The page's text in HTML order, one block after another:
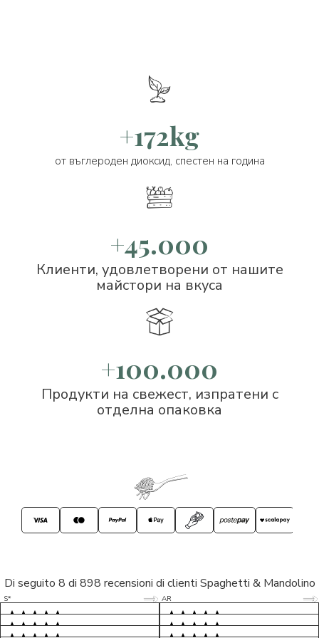
+172kg
от въглероден диоксид, спестен на година
+45.000
Клиенти, удовлетворени от нашите
майстори на вкуса
+100.000
Продукти на свежест, изпратени с
отделна опаковка
Di seguito 8 di 898 recensioni di clienti Spaghetti & Mandolino
S* 5/5
Tutto ok. Consegna celere , pacco
LP 5/5
M* 5/5
MC 5/5
AR 5/5
esperienza sicuramente positiva,
D* 5/5
S* 5/5